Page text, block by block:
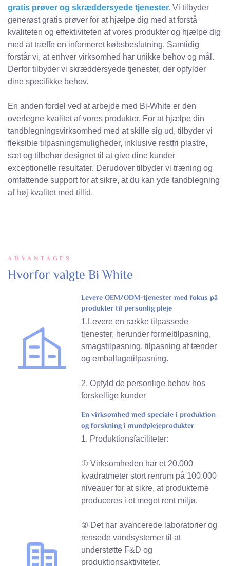
gratis prøver og skræddersyede tjenester. Vi tilbyder
generøst gratis prøver for at hjælpe dig med at forstå
kvaliteten og effektiviteten af ​​vores produkter og hjælpe dig
med at træffe en informeret købsbeslutning. Samtidig
forstår vi, at enhver virksomhed har unikke behov og mål.
Derfor tilbyder vi skræddersyede tjenester, der opfylder
dine specifikke behov.
En anden fordel ved at arbejde med Bi-White er den
overlegne kvalitet af vores produkter. For at hjælpe din
tandblegningsvirksomhed med at skille sig ud, tilbyder vi
fleksible tilpasningsmuligheder, inklusive restfri plastre,
sæt og tilbehør designet til at give dine kunder
exceptionelle resultater. Derudover tilbyder vi træning og
omfattende support for at sikre, at du kan yde tandblegning
af høj kvalitet med tillid.
ADVANTAGES
Hvorfor valgte Bi White
Levere OEM/ODM-tjenester med fokus på
produkter til personlig pleje
1.Levere en række tilpassede
tjenester, herunder formeltilpasning,
smagstilpasning, tilpasning af tænder
og emballagetilpasning.
2. Opfyld de personlige behov hos
forskellige kunder
En virksomhed med speciale i produktion
og forskning i mundplejeprodukter
1. Produktionsfaciliteter:
① Virksomheden har et 20.000
kvadratmeter stort renrum på 100.000
niveauer for at sikre, at produkterne
produceres i et meget rent miljø.
② Det har avancerede laboratorier og
rensede vandsystemer til at
understøtte F&D og
produktionsaktiviteter.